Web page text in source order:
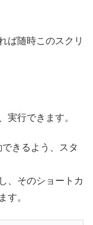
ば随時このスクリ
実行できます。
きるよう、スタ
、そのショートカ
す。